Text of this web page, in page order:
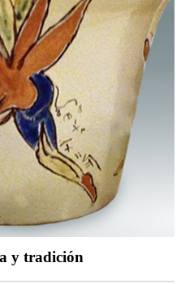
y tradición